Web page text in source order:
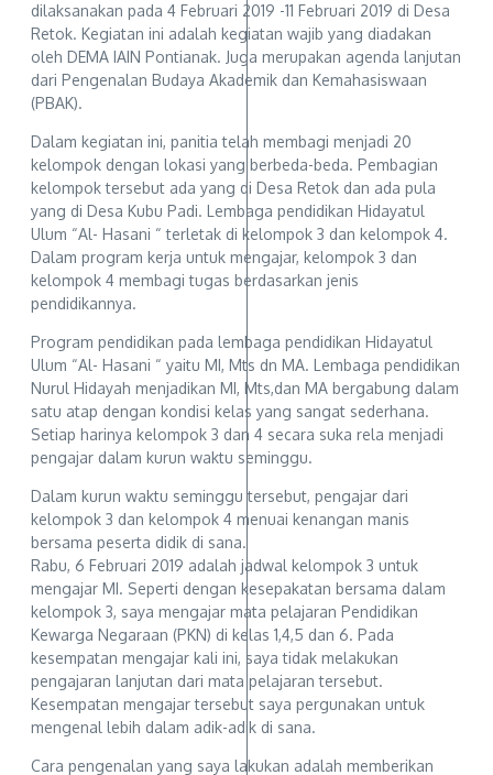
dilaksanakan pada 4 Februari 2019 -11 Februari 2019 di Desa
Retok. Kegiatan ini adalah kegiatan wajib yang diadakan
oleh DEMA IAIN Pontianak. Juga merupakan agenda lanjutan
dari Pengenalan Budaya Akademik dan Kemahasiswaan
(PBAK).
Dalam kegiatan ini, panitia telah membagi menjadi 20
kelompok dengan lokasi yang berbeda-beda. Pembagian
kelompok tersebut ada yang di Desa Retok dan ada pula
yang di Desa Kubu Padi. Lembaga pendidikan Hidayatul
Ulum “Al- Hasani “ terletak di kelompok 3 dan kelompok 4.
Dalam program kerja untuk mengajar, kelompok 3 dan
kelompok 4 membagi tugas berdasarkan jenis
pendidikannya.
Program pendidikan pada lembaga pendidikan Hidayatul
Ulum “Al- Hasani “ yaitu MI, Mts dn MA. Lembaga pendidikan
Nurul Hidayah menjadikan MI, Mts,dan MA bergabung dalam
satu atap dengan kondisi kelas yang sangat sederhana.
Setiap harinya kelompok 3 dan 4 secara suka rela menjadi
pengajar dalam kurun waktu seminggu.
Dalam kurun waktu seminggu tersebut, pengajar dari
kelompok 3 dan kelompok 4 menuai kenangan manis
bersama peserta didik di sana.
Rabu, 6 Februari 2019 adalah jadwal kelompok 3 untuk
mengajar MI. Seperti dengan kesepakatan bersama dalam
kelompok 3, saya mengajar mata pelajaran Pendidikan
Kewarga Negaraan (PKN) di kelas 1,4,5 dan 6. Pada
kesempatan mengajar kali ini, saya tidak melakukan
pengajaran lanjutan dari mata pelajaran tersebut.
Kesempatan mengajar tersebut saya pergunakan untuk
mengenal lebih dalam adik-adik di sana.
Cara pengenalan yang saya lakukan adalah memberikan